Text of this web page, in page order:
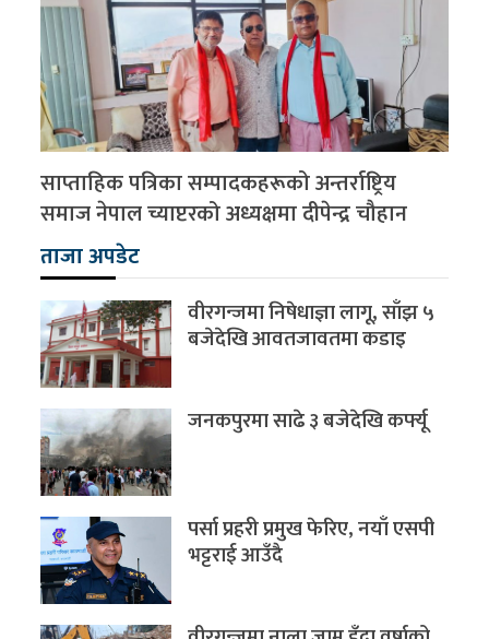
साप्ताहिक पत्रिका सम्पादकहरूको अन्तर्राष्ट्रिय
समाज नेपाल च्याप्टरको अध्यक्षमा दीपेन्द्र चौहान
ताजा अपडेट
वीरगन्जमा निषेधाज्ञा लागू, साँझ ५
बजेदेखि आवतजावतमा कडाइ
जनकपुरमा साढे ३ बजेदेखि कर्फ्यू
पर्सा प्रहरी प्रमुख फेरिए, नयाँ एसपी
भट्टराई आउँदै